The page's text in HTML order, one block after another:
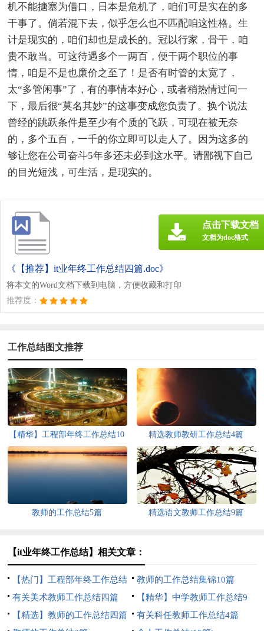
机不能搪塞为借口，日本是危机了，咱们可是实在的多
干事了。倘若混下去，似乎怎么也不匹配咱这性格。生
计是现实的，咱们却也是成长的。冠以行家，骨干，咱
贵不敢当。可这待遇多个一两百，便干两个职位的事
情，咱是不是也廉价之至了！是否有时管的太宽了，
太“多管闲事”了，有的事情本好心，或者稍热情过问一
下，最后很“莫名其妙”的这事变成您负责了。换个说法
曾经的跳跃条件是至少有个质的飞跃，可现在被无奈
的，多个五百，一千的你立即可以走人了。因为这多的
够让您在公司奋斗5年多还未必到这水平。请鄙视下自己
的目光短浅，可生活，是现实的。
《【推荐】it业年终工作总结四篇.doc》
将本文的Word文档下载到电脑，方便收藏和打印
推荐度：
点击下载文档
文档为doc格式
工作总结图文推荐
【精华】工程部年终工作总结10
篇
精选教师教研工作总结4篇
教师的工作总结5篇 精选语文教师工作总结9篇
【it业年终工作总结】相关文章：
【热门】工程部年终工作总结
4篇
教师的工作总结集锦10篇
有关美术教师工作总结四篇
【精华】中学教师工作总结9
篇
【精选】教师的工作总结四篇
有关科任教师工作总结4篇